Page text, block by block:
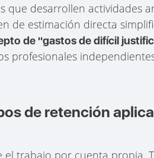
desarrollen actividades
de estimación directa
de "gastos de difícil
profesionales
de retención
el trabajo por cuenta propia.